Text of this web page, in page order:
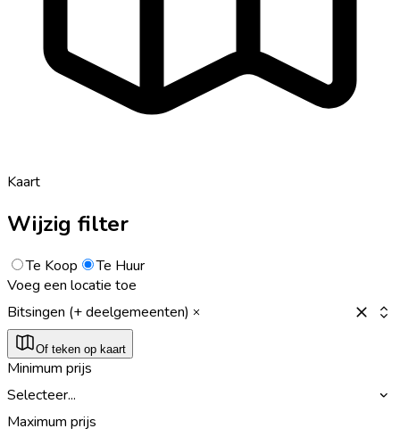
Kaart
Wijzig filter
Te Koop
Te Huur
Voeg een locatie toe
Bitsingen (+ deelgemeenten)
Of teken op kaart
Minimum prijs
Selecteer...
Maximum prijs